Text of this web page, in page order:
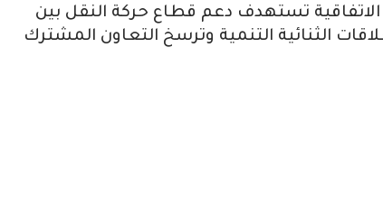
أن الاتفاقية تستهدف دعم قطاع حركة النقل بين
الثنائية التنمية وترسخ التعاون المشترك